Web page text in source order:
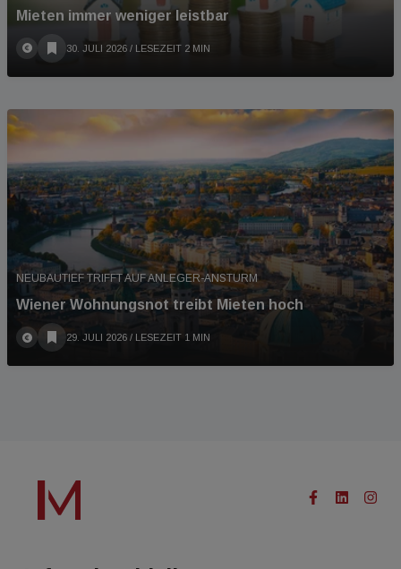
Mieten immer weniger leistbar
30. JULI 2026 / LESEZEIT 2 MIN
NEUBAUTIEF TRIFFT AUF ANLEGER-ANSTURM
Wiener Wohnungsnot treibt Mieten hoch
29. JULI 2026 / LESEZEIT 1 MIN